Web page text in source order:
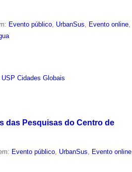
Evento público UrbanSus Evento online
USP Cidades Globais
das Pesquisas do Centro de
Evento público UrbanSus Evento online